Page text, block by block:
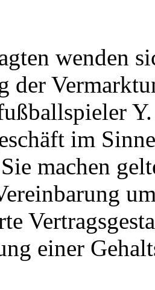
wenden
der
im
machen
einer